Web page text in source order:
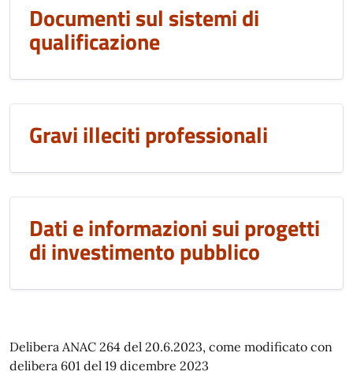
Documenti sul sistemi di
qualificazione
Gravi illeciti professionali
Dati e informazioni sui progetti
di investimento pubblico
Delibera ANAC 264 del 20.6.2023, come modificato con
delibera 601 del 19 dicembre 2023